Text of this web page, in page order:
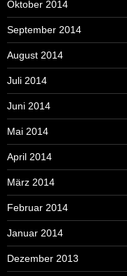
Oktober 2014
September 2014
August 2014
Juli 2014
Juni 2014
Mai 2014
April 2014
März 2014
Februar 2014
Januar 2014
Dezember 2013